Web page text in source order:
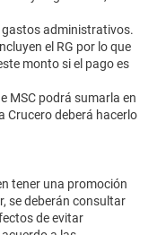
gastos administrativos.
el RG por lo que
monto si el pago es
MSC podrá sumarla en
Crucero deberá hacerlo
tener una promoción
se deberán consultar
de evitar